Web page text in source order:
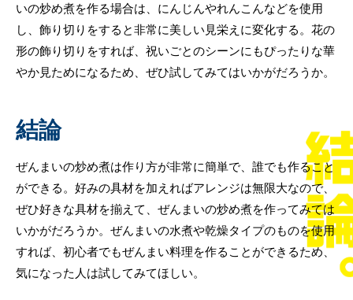
いの炒め煮を作る場合は、にんじんやれんこんなどを使用
し、飾り切りをすると非常に美しい見栄えに変化する。花の
形の飾り切りをすれば、祝いごとのシーンにもぴったりな華
やか見ためになるため、ぜひ試してみてはいかがだろうか。
結論
ぜんまいの炒め煮は作り方が非常に簡単で、誰でも作ること
ができる。好みの具材を加えればアレンジは無限大なので、
ぜひ好きな具材を揃えて、ぜんまいの炒め煮を作ってみては
いかがだろうか。ぜんまいの水煮や乾燥タイプのものを使用
すれば、初心者でもぜんまい料理を作ることができるため、
気になった人は試してみてほしい。